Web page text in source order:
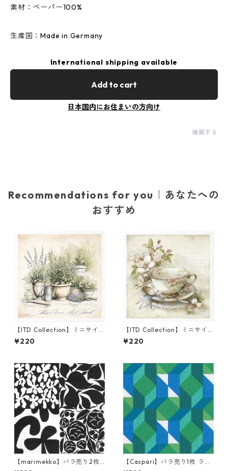
素材：ペーパー100%
生産国：Made in Germany
International shipping available
Add to cart
日本国内にお住まいの方向け
通報する
Recommendations for you｜あなたへの
おすすめ
【ITD Collection】ミニサイ
ズ ライスペーパー RSM1696
デコパージュ
¥220
【ITD Collection】ミニサイ
ズ ライスペーパー RSM2446
デコパージュ
¥220
【marimekko】バラ売り2枚
ランチサイズ ペーパーナプキ
【Caspari】バラ売り1枚 ラン
チサイズ ペーパーナプキン C